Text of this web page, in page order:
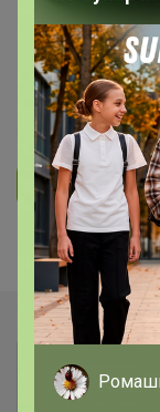
быстрой
62 5.0
Ответить